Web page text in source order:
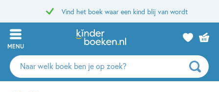
Vind het boek waar een kind blij van wordt
MENU
Zoeken
naar